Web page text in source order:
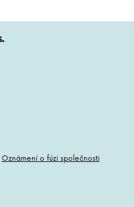
Oznámení o fúzi společnosti